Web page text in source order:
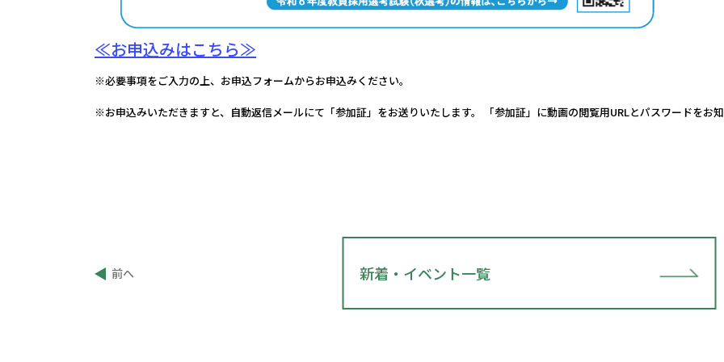
≪お申込みはこちら≫
※必要事項をご入力の上、お申込フォームからお申込みください。
※お申込みいただきますと、自動返信メールにて「参加証」をお送りいたします。 「参加証」に動画の閲覧用URLとパスワードをお知
投 前へ 新着・イベント一覧